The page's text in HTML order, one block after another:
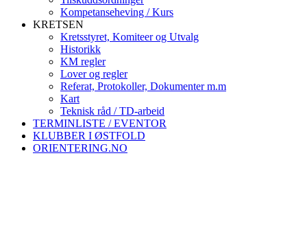
Kompetanseheving / Kurs
KRETSEN
Kretsstyret, Komiteer og Utvalg
Historikk
KM regler
Lover og regler
Referat, Protokoller, Dokumenter m.m
Kart
Teknisk råd / TD-arbeid
TERMINLISTE / EVENTOR
KLUBBER I ØSTFOLD
ORIENTERING.NO